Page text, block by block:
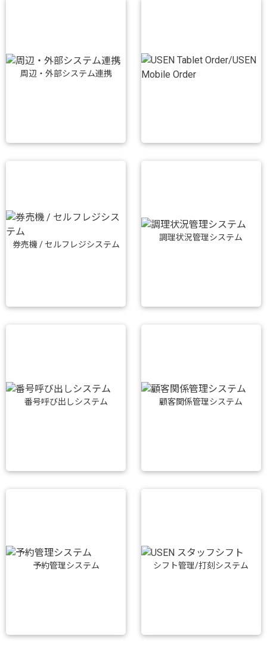
周辺・外部システム連携
券売機 / セルフレジシステム
調理状況管理システム
番号呼び出しシステム 顧客関係管理システム
予約管理システム シフト管理/打刻システム